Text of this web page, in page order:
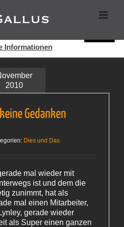
2010
Gedanken
Dies und Das
mal wieder mit
ist und dem die
zunimmt, hat als
mal einen Mitarbeiter,
gerade wieder
als Super einen ganzen
Seite bei der Bereitstellung der
dieser Webseite erklären Sie sich
Informationen